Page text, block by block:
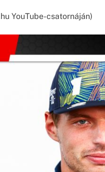
YouTube-csatornáján)